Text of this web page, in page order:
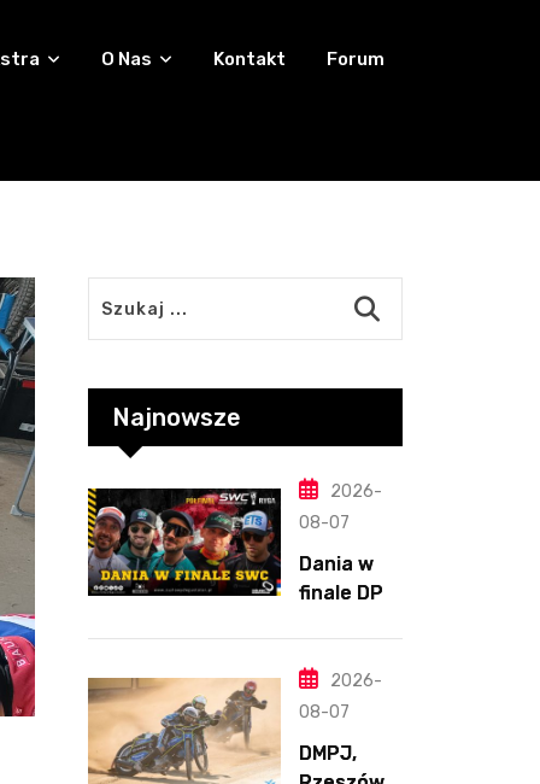
O Nas Kontakt Forum
Najnowsze
2026-
08-07
Dania w
finale DPŚ.
przebieg
półfinału
Bikernieku
2026-
08-07
DMPJ,